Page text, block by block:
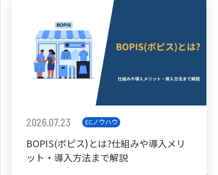
2026.07.23 ECノウハウ
BOPIS(ボピス)とは?仕組みや導入メリ
ット・導入方法まで解説